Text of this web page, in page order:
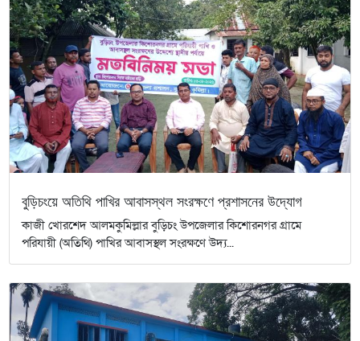
বুড়িচংয়ে অতিথি পাখির আবাসস্থল সংরক্ষণে প্রশাসনের উদ্যোগ
কাজী খোরশেদ আলমকুমিল্লার বুড়িচং উপজেলার কিশোরনগর গ্রামে
পরিযায়ী (অতিথি) পাখির আবাসস্থল সংরক্ষণে উদ্য...